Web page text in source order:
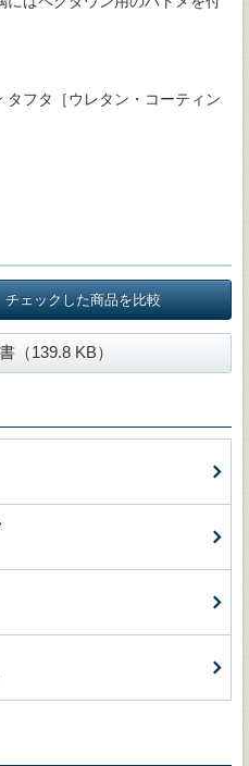
タフタ［ウレタン・コーティン
チェックした商品を比較
（139.8 KB）